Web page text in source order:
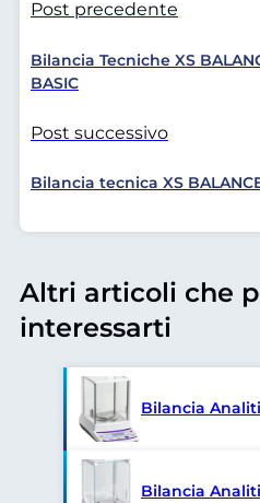
Post precedente
Bilancia Tecniche XS
BASIC
Post successivo
Bilancia tecnica XS
Altri articoli che
interessarti
Bilancia
Bilancia